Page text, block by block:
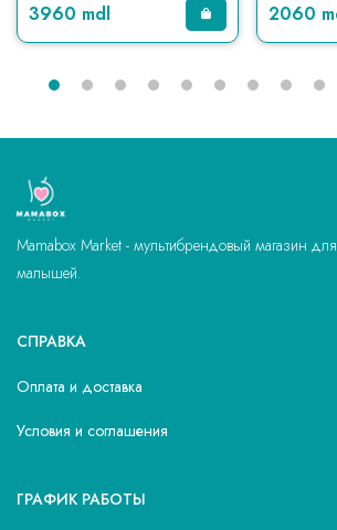
3960 mdl 2060
Mamabox Market - мультибрендовый магазин
малышей.
СПРАВКА
Оплата и доставка
Условия и соглашения
ГРАФИК РАБОТЫ